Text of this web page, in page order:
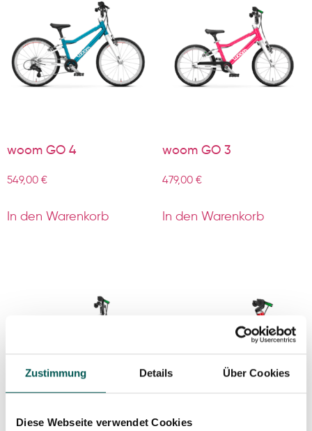
Zustimmung Details Über Cookies
Diese Webseite verwendet Cookies
woom GO 4
549,00 €
In den Warenkorb
woom GO 3
479,00 €
In den Warenkorb